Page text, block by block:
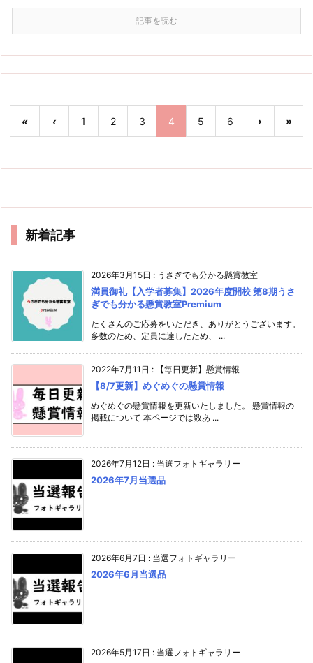
記事を読む
« ‹ 1 2 3 4 5 6 › »
新着記事
2026年3月15日 : うさぎでも分かる懸賞教室
満員御礼【入学者募集】2026年度開校 第8期うさ
ぎでも分かる懸賞教室Premium
たくさんのご応募をいただき、ありがとうございます。
多数のため、定員に達したため、 ...
2022年7月11日 : 【毎日更新】懸賞情報
【8/7更新】めぐめぐの懸賞情報
めぐめぐの懸賞情報を更新いたしました。 懸賞情報の
掲載について 本ページでは数あ ...
2026年7月12日 : 当選フォトギャラリー
2026年7月当選品
2026年6月7日 : 当選フォトギャラリー
2026年6月当選品
2026年5月17日 : 当選フォトギャラリー